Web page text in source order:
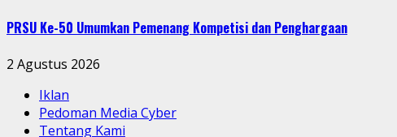
PRSU Ke-50 Umumkan Pemenang Kompetisi dan Penghargaan
2 Agustus 2026
Iklan
Pedoman Media Cyber
Tentang Kami